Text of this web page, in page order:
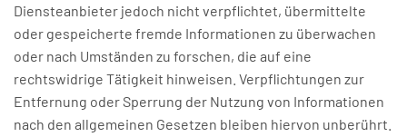
Diensteanbieter jedoch nicht verpflichtet, übermittelte
oder gespeicherte fremde Informationen zu überwachen
oder nach Umständen zu forschen, die auf eine
rechtswidrige Tätigkeit hinweisen. Verpflichtungen zur
Entfernung oder Sperrung der Nutzung von Informationen
nach den allgemeinen Gesetzen bleiben hiervon unberührt.